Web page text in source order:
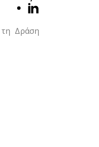
Δράση